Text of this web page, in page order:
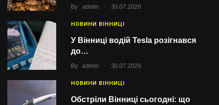
By admin . 30.07.2026
НОВИНИ ВІННИЦІ
У Вінниці водій Tesla розігнався
до…
By admin . 30.07.2026
НОВИНИ ВІННИЦІ
Обстріли Вінниці сьогодні: що